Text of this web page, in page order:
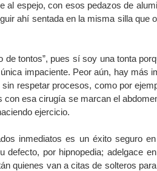
al espejo, con esos pedazos de
ahí sentada en la misma silla que
de tontos”, pues sí soy una tonta
impaciente. Peor aún, hay más
respetar procesos, como por
con esa cirugía se marcan el
ejercicio.
inmediatos es un éxito seguro
defecto, por hipnopedia; adelgace
quienes van a citas de solteros